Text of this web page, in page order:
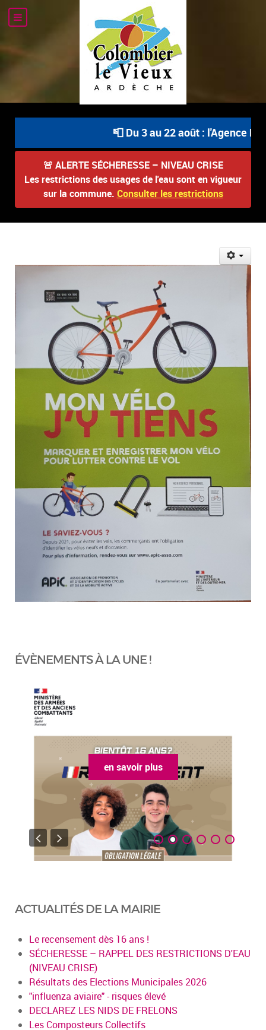
📮 Du 3 au 22 août : l'Agence
🚨 ALERTE SÉCHERESSE – NIVEAU CRISE
Les restrictions des usages de l'eau sont en vigueur
sur la commune. Consulter les restrictions
ÉVÈNEMENTS À LA UNE !
en savoir plus
ACTUALITÉS DE LA MAIRIE
Le recensement dès 16 ans !
SÉCHERESSE – RAPPEL DES RESTRICTIONS D'EAU
(NIVEAU CRISE)
Résultats des Elections Municipales 2026
"influenza aviaire" - risques élevé
DECLAREZ LES NIDS DE FRELONS
Les Composteurs Collectifs